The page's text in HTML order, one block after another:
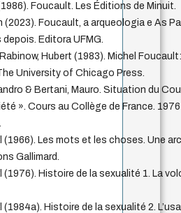
Foucault. Les Éditions de Minuit.
(2023). Foucault, a arqueologia e As
Editora UFMG.
Hubert (1983). Michel
University of Chicago Press.
& Bertani, Mauro. Situation du
». Cours au Collège de France.
(1966). Les mots et les choses. Une
Gallimard.
(1976). Histoire de la sexualité 1. La
(1984a). Histoire de la sexualité 2.